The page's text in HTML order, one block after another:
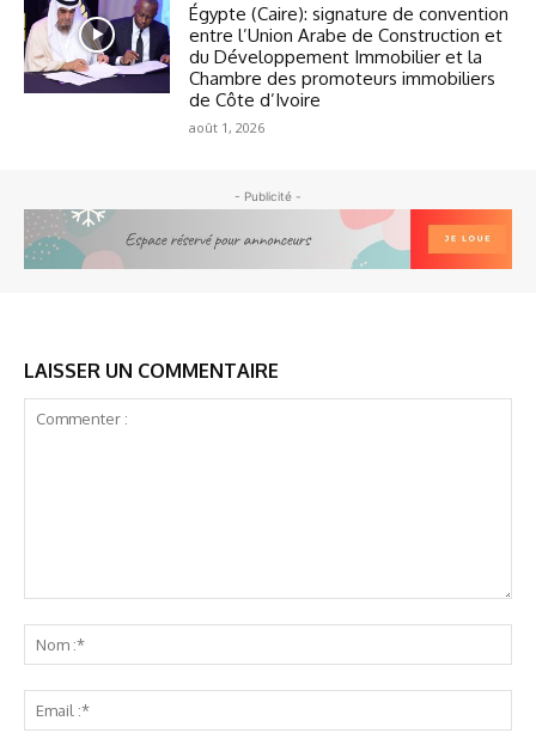
Égypte (Caire): signature de convention
entre l’Union Arabe de Construction et
du Développement Immobilier et la
Chambre des promoteurs immobiliers
de Côte d’Ivoire
août 1, 2026
- Publicité -
LAISSER UN COMMENTAIRE
:*
:*